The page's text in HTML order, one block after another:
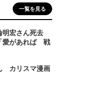
一覧を見る
明宏さん死去
愛があれば 戦
カリスマ漫画